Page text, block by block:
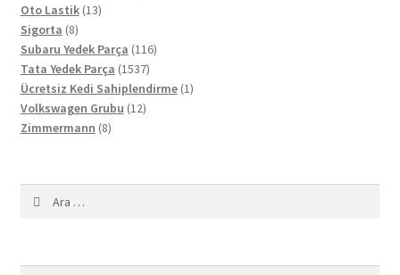
Oto Lastik 1313
Sigorta 88
ürün
Subaru Yedek Parça 116116
Tata Yedek Parça 15371537
ürün
Ücretsiz Kedi Sahiplendirme 11
Volkswagen Grubu 1212
Zimmermann 88